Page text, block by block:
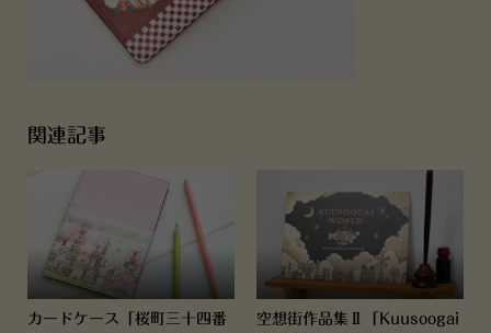
関連記事
カードケース「桜町三十四番
空想街作品集Ⅱ「Kuusoogai